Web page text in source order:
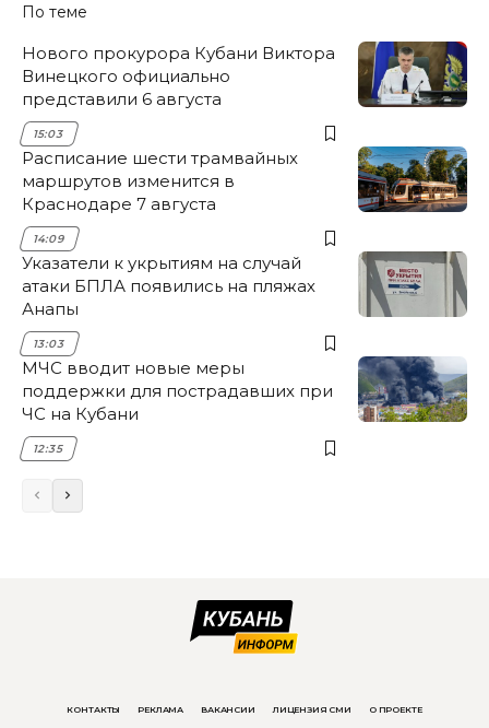
По теме
Нового прокурора Кубани Виктора
Винецкого официально
представили 6 августа
15:03
Расписание шести трамвайных
маршрутов изменится в
Краснодаре 7 августа
14:09
Указатели к укрытиям на случай
атаки БПЛА появились на пляжах
Анапы
13:03
МЧС вводит новые меры
поддержки для пострадавших при
ЧС на Кубани
12:35
КОНТАКТЫ РЕКЛАМА ВАКАНСИИ ЛИЦЕНЗИЯ СМИ О ПРОЕКТЕ